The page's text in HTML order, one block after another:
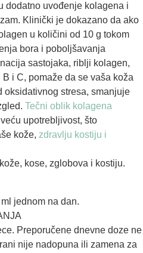
dodatno uvođenje kolagena i
Klinički je dokazano da ako
u količini od 10 g tokom
bora i poboljšavanja
sastojaka, riblji kolagen,
i C, pomaže da se vaša koža
oksidativnog stresa, smanjuje
Tečni oblik kolagena
upotrebljivost, što
kože, zdravlju kostiju i
kose, zglobova i kostiju.
jednom na dan.
Preporučene dnevne doze ne
nije nadopuna ili zamena za